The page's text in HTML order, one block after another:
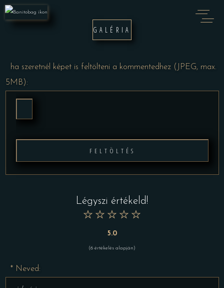
GALÉRIA
ha szeretnél képet is feltölteni a kommentedhez (JPEG, max.
5MB):
FELTÖLTÉS
Légyszi értékeld!
★
★
★
★
★
5.0
(6 értékelés alapján)
* Neved: